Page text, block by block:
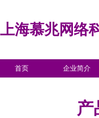
上海慕兆网络
首页 企业简介
产